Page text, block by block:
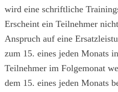
wird eine schriftliche
Erscheint ein Teilnehmer
Anspruch auf eine
zum 15. eines jeden Monats
Teilnehmer im Folgemonat
dem 15. eines jeden Monats